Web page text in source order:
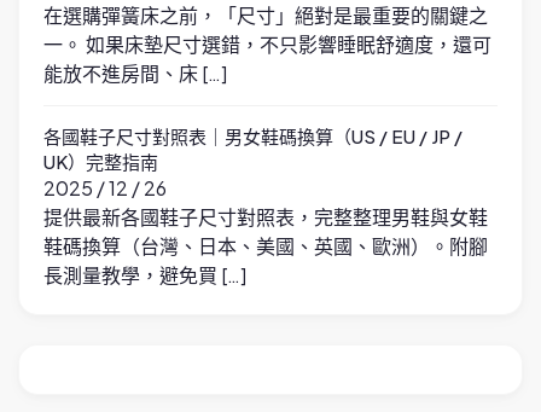
在選購彈簧床之前，「尺寸」絕對是最重要的關鍵之
一。 如果床墊尺寸選錯，不只影響睡眠舒適度，還可
能放不進房間、床 […]
各國鞋子尺寸對照表｜男女鞋碼換算（US / EU / JP /
UK）完整指南
2025 / 12 / 26
提供最新各國鞋子尺寸對照表，完整整理男鞋與女鞋
鞋碼換算（台灣、日本、美國、英國、歐洲）。附腳
長測量教學，避免買 […]